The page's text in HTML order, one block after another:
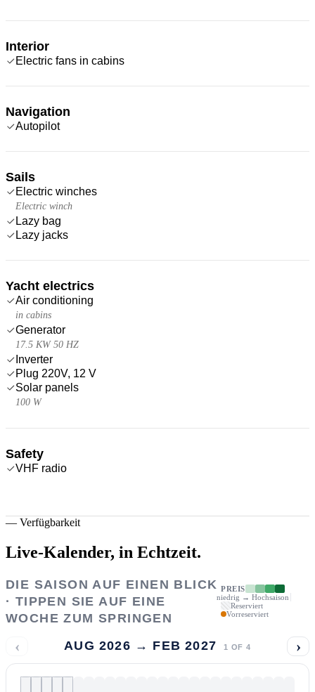
Interior
Electric fans in cabins
Navigation
Autopilot
Sails
Electric winches
Electric winch
Lazy bag
Lazy jacks
Yacht electrics
Air conditioning
in cabins
Generator
17.5 KW 50 HZ
Inverter
Plug 220V, 12 V
Solar panels
100 W
Safety
VHF radio
— Verfügbarkeit
Live-Kalender, in Echtzeit.
DIE SAISON AUF EINEN BLICK
· TIPPEN SIE AUF EINE
WOCHE ZUM SPRINGEN
PREIS
niedrig → Hochsaison
Reserviert
Vorreserviert
‹ AUG 2026 → FEB 2027 1 OF 4 ›